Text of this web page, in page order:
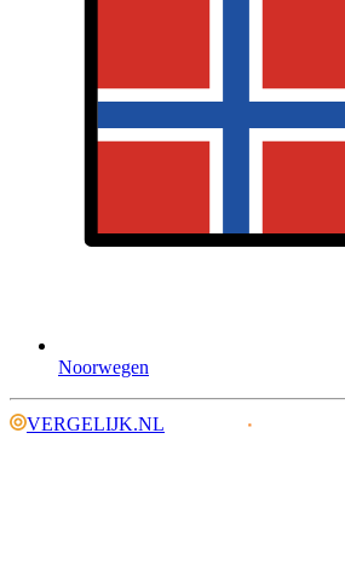
Noorwegen
VERGELIJK.NL